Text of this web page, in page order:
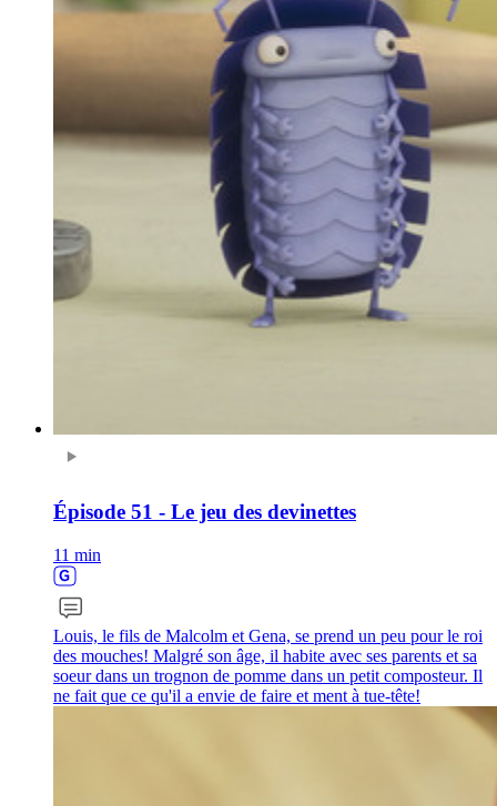
Épisode 51 - Le jeu des devinettes
11 min
Louis, le fils de Malcolm et Gena, se prend un peu pour le roi
des mouches! Malgré son âge, il habite avec ses parents et sa
soeur dans un trognon de pomme dans un petit composteur. Il
ne fait que ce qu'il a envie de faire et ment à tue-tête!